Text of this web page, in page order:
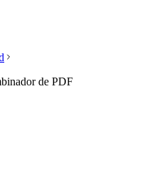
de PDF